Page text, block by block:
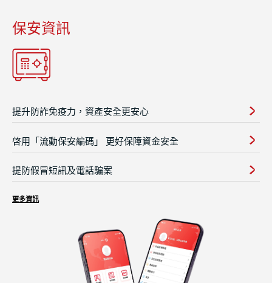
保安資訊
提升防詐免疫力，資產安全更安心
啓用「流動保安編碼」 更好保障資金安全
提防假冒短訊及電話騙案
更多資訊